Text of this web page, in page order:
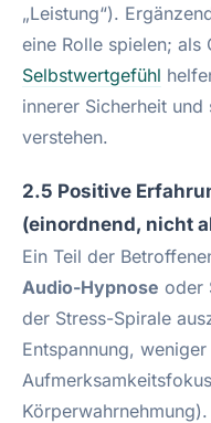
„Leistung“).
eine Rolle spielen; als
Selbstwertgefühl
innerer Sicherheit
verstehen.
2.5 Positive
(einordnend, nicht
Ein Teil der
Audio-Hypnose oder
der Stress-Spirale
Entspannung,